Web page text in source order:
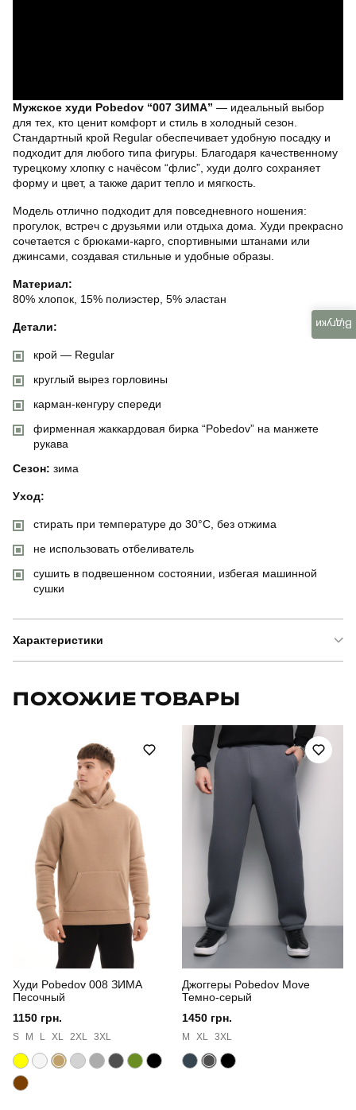
Мужское худи Pobedov “007 ЗИМА” — идеальный выбор
для тех, кто ценит комфорт и стиль в холодный сезон.
Стандартный крой Regular обеспечивает удобную посадку и
подходит для любого типа фигуры. Благодаря качественному
турецкому хлопку с начёсом “флис”, худи долго сохраняет
форму и цвет, а также дарит тепло и мягкость.
Модель отлично подходит для повседневного ношения:
прогулок, встреч с друзьями или отдыха дома. Худи прекрасно
сочетается с брюками-карго, спортивными штанами или
джинсами, создавая стильные и удобные образы.
Материал:
80% хлопок, 15% полиэстер, 5% эластан
Детали:
крой — Regular
круглый вырез горловины
карман-кенгуру спереди
фирменная жаккардовая бирка “Pobedov” на манжете
рукава
Сезон: зима
Уход:
стирать при температуре до 30°C, без отжима
не использовать отбеливатель
сушить в подвешенном состоянии, избегая машинной
сушки
Характеристики
BLhu1086XLdb
Призначення для повсякденного носіння
Стиль повсякденний
Сезон
Склад тканини 80% бавовна, 15% поліестер, 5% еластан
Країна - виробник
ПОХОЖИЕ ТОВАРЫ
Худи Pobedov 008 ЗИМА
Песочный
1150 грн.
S M L XL 2XL 3XL
Джоггеры Pobedov Move
Темно-серый
1450 грн.
M XL 3XL
Відгуки